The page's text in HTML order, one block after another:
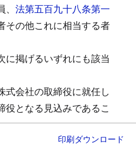
法第五百九十八条第一
その他これに相当する者
に掲げるいずれにも該当
式会社の取締役に就任し
役となる見込みであるこ
に該当すること。
印刷ダウンロード